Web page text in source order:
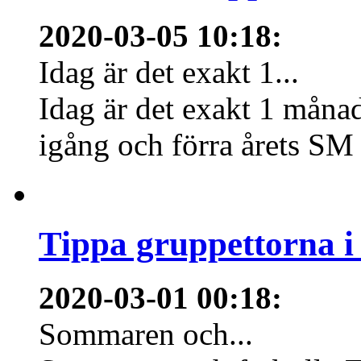
2020-03-05 10:18:
Idag är det exakt 1...
Idag är det exakt 1
igång och förra årets
Tippa gruppettorna
2020-03-01 00:18:
Sommaren och...